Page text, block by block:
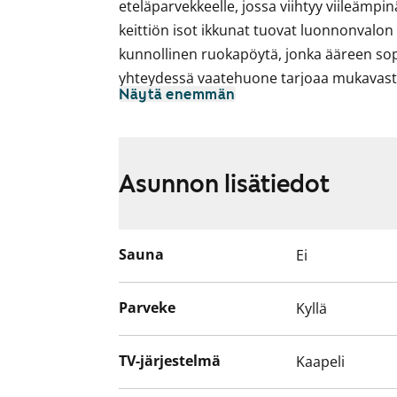
eteläparvekkeelle, jossa viihtyy
keittiön isot ikkunat tuovat
kunnollinen ruokapöytä, jonka ääreen
yhteydessä vaatehuone tarjoaa
on laatoitettu harmaalla laatalla.
Tilavassa kylpyhuoneessa on vihertävät
kalusteet ovat valkoisia.
Asunto ja koko talo pihoineen ovat
Talo piha-alueineen on savuton.
Näytä enemmän
Asunnon lisätiedot
Sauna Ei
Parveke Kyllä
TV-järjestelmä Kaapeli